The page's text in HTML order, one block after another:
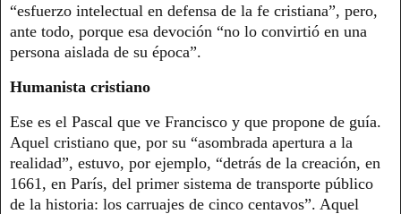
“esfuerzo intelectual en defensa de la fe cristiana”, pero,
ante todo, porque esa devoción “no lo convirtió en una
persona aislada de su época”.
Humanista cristiano
Ese es el Pascal que ve Francisco y que propone de guía.
Aquel cristiano que, por su “asombrada apertura a la
realidad”, estuvo, por ejemplo, “detrás de la creación, en
1661, en París, del primer sistema de transporte público
de la historia: los carruajes de cinco centavos”. Aquel